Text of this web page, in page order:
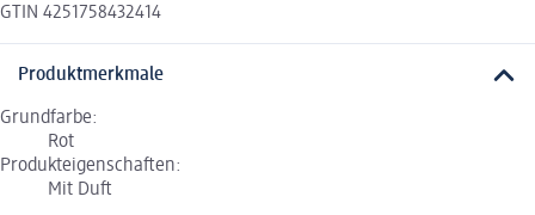
GTIN 4251758432414
Produktmerkmale
Grundfarbe:
Rot
Produkteigenschaften:
Mit Duft